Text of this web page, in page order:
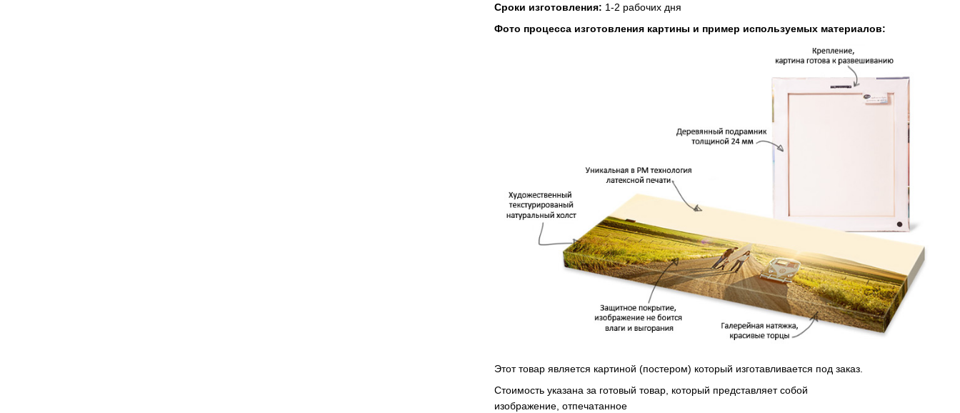
Сроки изготовления: 1-2 рабочих дня
Фото процесса изготовления картины и пример используемых материалов:
Этот товар является картиной (постером) который изготавливается под заказ.
Стоимость указана за готовый товар, который представляет собой
изображение, отпечатанное